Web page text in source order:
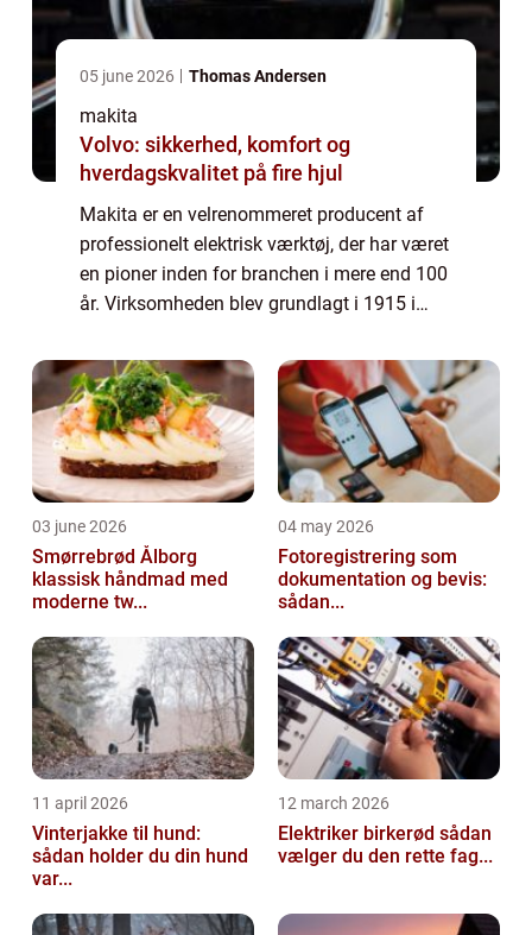
05 june 2026 Thomas Andersen
makita
Volvo: sikkerhed, komfort og
hverdagskvalitet på fire hjul
Makita er en velrenommeret producent af
professionelt elektrisk værktøj, der har været
en pioner inden for branchen i mere end 100
år. Virksomheden blev grundlagt i 1915 i
anerkendelse f...
03 june 2026
Smørrebrød Ålborg
klassisk håndmad med
moderne tw...
04 may 2026
Fotoregistrering som
dokumentation og bevis:
sådan...
11 april 2026
Vinterjakke til hund:
sådan holder du din hund
var...
12 march 2026
Elektriker birkerød sådan
vælger du den rette fag...